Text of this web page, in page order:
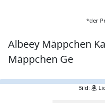
*der
Albeey Mäppchen
Mäppchen Ge
Bild: